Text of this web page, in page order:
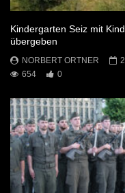
Kindergarten Seiz mit
übergeben
NORBERT ORTNER
654
0